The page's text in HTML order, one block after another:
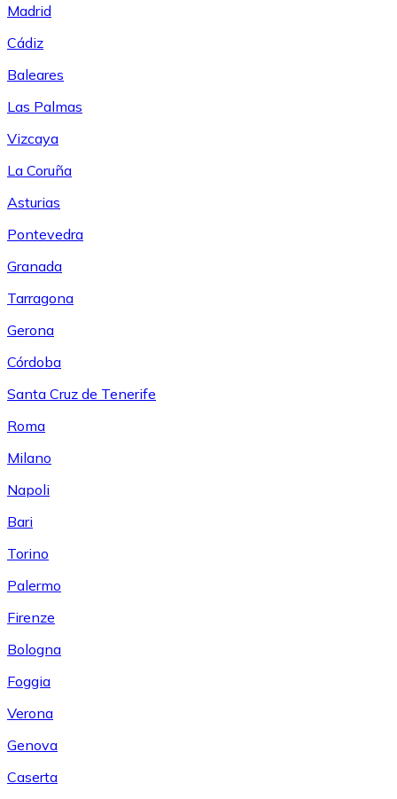
Madrid
Cádiz
Baleares
Las Palmas
Vizcaya
La Coruña
Asturias
Pontevedra
Granada
Tarragona
Gerona
Córdoba
Santa Cruz de Tenerife
Roma
Milano
Napoli
Bari
Torino
Palermo
Firenze
Bologna
Foggia
Verona
Genova
Caserta